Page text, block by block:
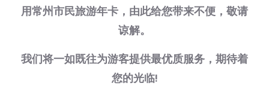
用常州市民旅游年卡，由此给您带来不便，敬请
谅解。
我们将一如既往为游客提供最优质服务，期待着
您的光临!